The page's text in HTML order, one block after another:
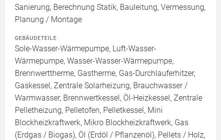
Sanierung, Berechnung Statik, Bauleitung, Vermessung,
Planung / Montage
GEBÄUDETEILE
Sole-Wasser-Wärmepumpe, Luft-Wasser-
Wärmepumpe, Wasser-Wasser-Wärmepumpe,
Brennwerttherme, Gastherme, Gas-Durchlauferhitzer,
Gaskessel, Zentrale Solarheizung, Brauchwasser /
Warmwasser, Brennwertkessel, Öl-Heizkessel, Zentrale
Pelletheizung, Pelletofen, Pelletkessel, Mini
Blockheizkraftwerk, Mikro Blockheizkraftwerk, Gas
(Erdgas / Biogas), Öl (Erdöl / Pflanzenöl), Pellets / Holz,